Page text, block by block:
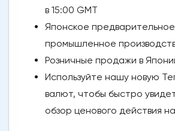
в 15:00 GMT
Японское предварительное
промышленное
Розничные продажи в
Используйте нашу новую
валют, чтобы быстро
обзор ценового действия